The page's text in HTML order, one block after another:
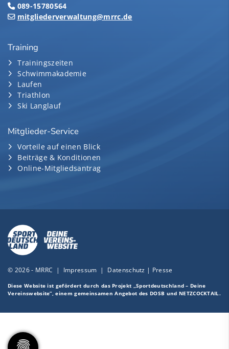
089-15780564
mitgliederverwaltung@mrrc.de
Training
Trainingszeiten
Schwimmakademie
Laufen
Triathlon
Ski Langlauf
Mitglieder-Service
Vorteile auf einen Blick
Beiträge & Konditionen
Online-Mitgliedsantrag
© 2026 - MRRC | Impressum | Datenschutz | Presse
Diese Website ist gefördert durch das Projekt
„Sportdeutschland – Deine
Vereinswebsite”, einem gemeinsamen Angebot des DOSB und NETZCOCKTAIL.